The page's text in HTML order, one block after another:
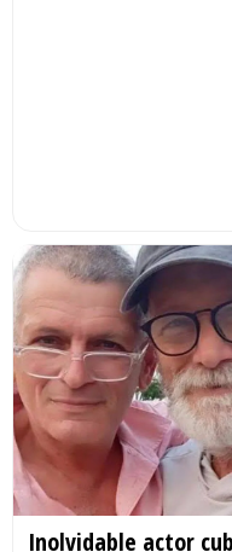
Inolvidable actor